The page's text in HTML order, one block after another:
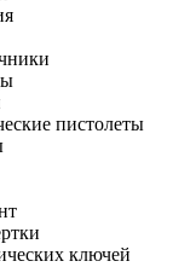
пистолеты
ключей